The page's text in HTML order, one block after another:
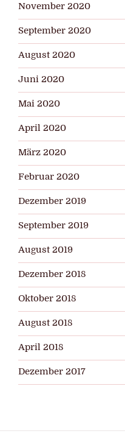
November 2020
September 2020
August 2020
Juni 2020
Mai 2020
April 2020
März 2020
Februar 2020
Dezember 2019
September 2019
August 2019
Dezember 2018
Oktober 2018
August 2018
April 2018
Dezember 2017